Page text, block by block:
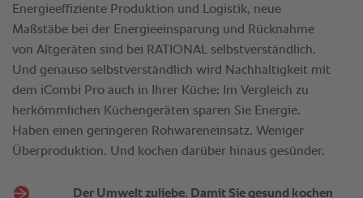
Energieeffiziente Produktion und Logistik, neue
Maßstäbe bei der Energieeinsparung und Rücknahme
von Altgeräten sind bei RATIONAL selbstverständlich.
Und genauso selbstverständlich wird Nachhaltigkeit mit
dem iCombi Pro auch in Ihrer Küche: Im Vergleich zu
herkömmlichen Küchengeräten sparen Sie Energie.
Haben einen geringeren Rohwareneinsatz. Weniger
Überproduktion. Und kochen darüber hinaus gesünder.
Der Umwelt zuliebe. Damit Sie gesund kochen